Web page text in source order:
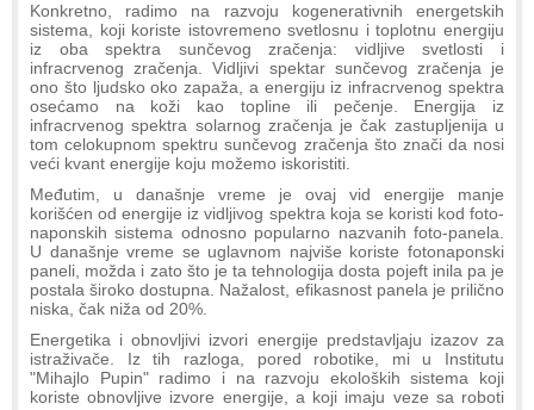
Konkretno, radimo na razvoju kogenerativnih energetskih
sistema, koji koriste istovremeno svetlosnu i toplotnu energiju
iz oba spektra sunčevog zračenja: vidljive svetlosti i
infracrvenog zračenja. Vidljivi spektar sunčevog zračenja je
ono što ljudsko oko zapaža, a energiju iz infracrvenog spektra
osećamo na koži kao topline ili pečenje. Energija iz
infracrvenog spektra solarnog zračenja je čak zastupljenija u
tom celokupnom spektru sunčevog zračenja što znači da nosi
veći kvant energije koju možemo iskoristiti.
Međutim, u današnje vreme je ovaj vid energije manje
korišćen od energije iz vidljivog spektra koja se koristi kod foto-
naponskih sistema odnosno popularno nazvanih foto-panela.
U današnje vreme se uglavnom najviše koriste fotonaponski
paneli, možda i zato što je ta tehnologija dosta pojeft inila pa je
postala široko dostupna. Nažalost, efikasnost panela je prilično
niska, čak niža od 20%.
Energetika i obnovljivi izvori energije predstavljaju izazov za
istraživače. Iz tih razloga, pored robotike, mi u Institutu
"Mihajlo Pupin" radimo i na razvoju ekoloških sistema koji
koriste obnovljive izvore energije, a koji imaju veze sa roboti